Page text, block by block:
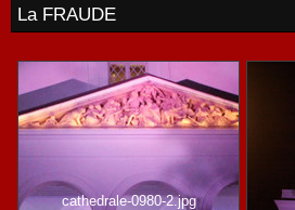
La FRAUDE
cathedrale-0980-2.jpg